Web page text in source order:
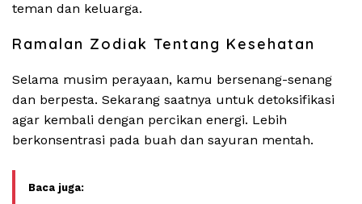
teman dan keluarga.
Ramalan Zodiak Tentang Kesehatan
Selama musim perayaan, kamu bersenang-senang
dan berpesta. Sekarang saatnya untuk detoksifikasi
agar kembali dengan percikan energi. Lebih
berkonsentrasi pada buah dan sayuran mentah.